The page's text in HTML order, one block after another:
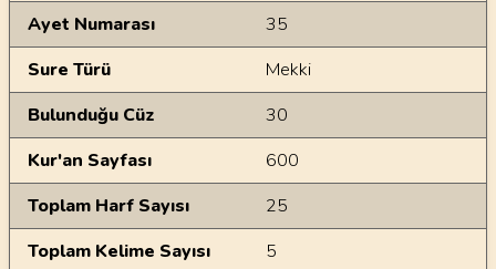
Ayet Numarası
35
Sure Türü
Mekki
Bulunduğu Cüz
30
Kur'an Sayfası
600
Toplam Harf Sayısı
25
Toplam Kelime Sayısı
5